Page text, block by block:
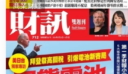
商業财經